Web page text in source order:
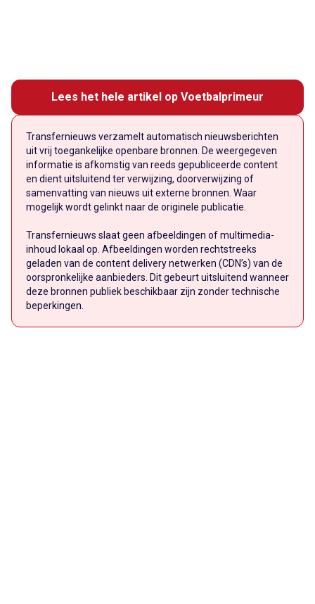
Lees het hele artikel op Voetbalprimeur
Transfernieuws verzamelt automatisch nieuwsberichten
uit vrij toegankelijke openbare bronnen. De weergegeven
informatie is afkomstig van reeds gepubliceerde content
en dient uitsluitend ter verwijzing, doorverwijzing of
samenvatting van nieuws uit externe bronnen. Waar
mogelijk wordt gelinkt naar de originele publicatie.
Transfernieuws slaat geen afbeeldingen of multimedia-
inhoud lokaal op. Afbeeldingen worden rechtstreeks
geladen van de content delivery netwerken (CDN’s) van de
oorspronkelijke aanbieders. Dit gebeurt uitsluitend wanneer
deze bronnen publiek beschikbaar zijn zonder technische
beperkingen.